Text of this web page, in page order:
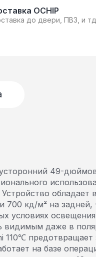
OCHIP
до двери, ПВЗ, и тд
49-
обладает
700 кд/м² на задней,
условиях
видимым даже в
110℃ предотвращает
на базе